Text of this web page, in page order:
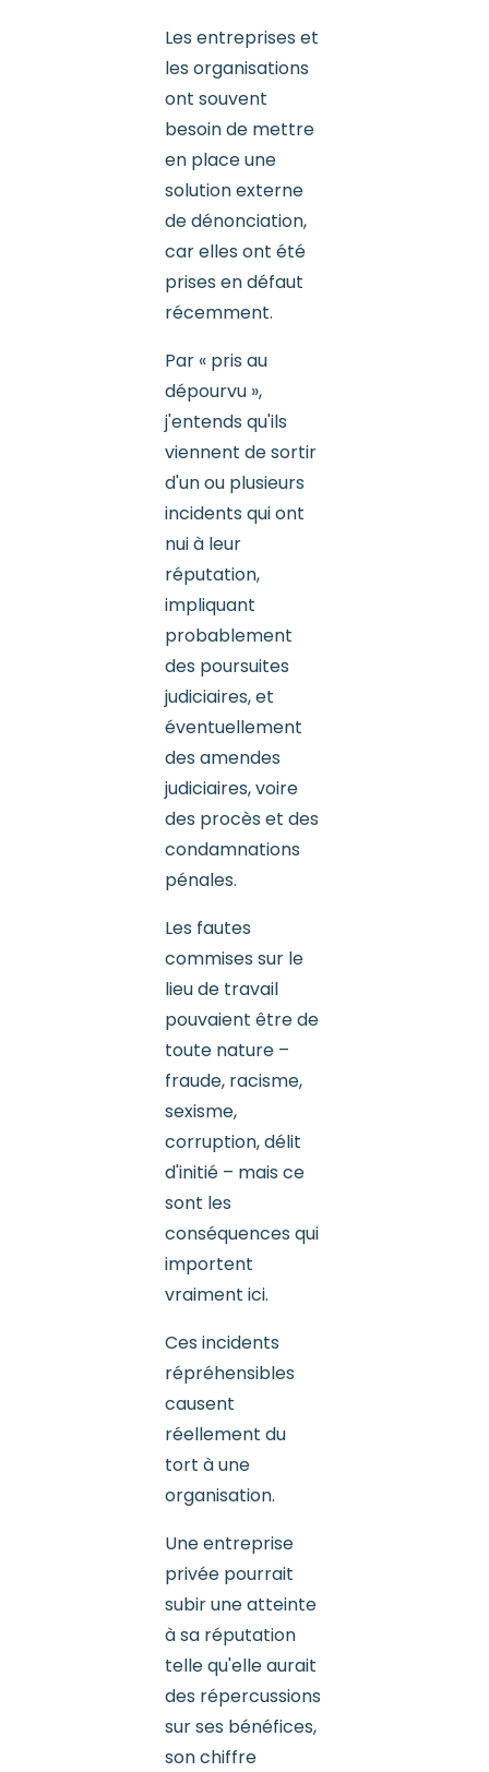
Les entreprises et
les organisations
ont souvent
besoin de mettre
en place une
solution externe
de dénonciation,
car elles ont été
prises en défaut
récemment.
Par « pris au
dépourvu »,
j'entends qu'ils
viennent de sortir
d'un ou plusieurs
incidents qui ont
nui à leur
réputation,
impliquant
probablement
des poursuites
judiciaires, et
éventuellement
des amendes
judiciaires, voire
des procès et des
condamnations
pénales.
Les fautes
commises sur le
lieu de travail
pouvaient être de
toute nature –
fraude, racisme,
sexisme,
corruption, délit
d'initié – mais ce
sont les
conséquences qui
importent
vraiment ici.
Ces incidents
répréhensibles
causent
réellement du
tort à une
organisation.
Une entreprise
privée pourrait
subir une atteinte
à sa réputation
telle qu'elle aurait
des répercussions
sur ses bénéfices,
son chiffre